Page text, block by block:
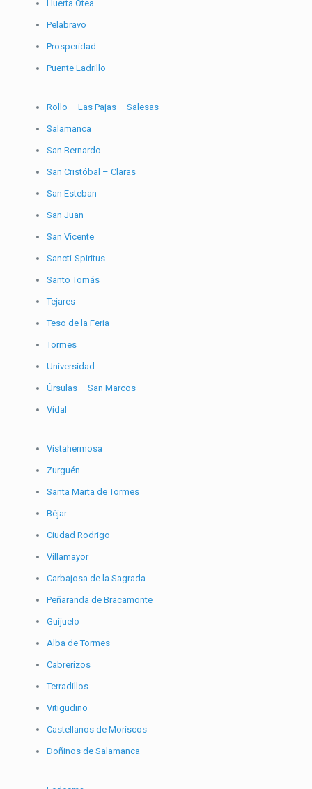
Huerta Otea
Pelabravo
Prosperidad
Puente Ladrillo
Rollo – Las Pajas – Salesas
Salamanca
San Bernardo
San Cristóbal – Claras
San Esteban
San Juan
San Vicente
Sancti-Spiritus
Santo Tomás
Tejares
Teso de la Feria
Tormes
Universidad
Úrsulas – San Marcos
Vidal
Vistahermosa
Zurguén
Santa Marta de Tormes
Béjar
Ciudad Rodrigo
Villamayor
Carbajosa de la Sagrada
Peñaranda de Bracamonte
Guijuelo
Alba de Tormes
Cabrerizos
Terradillos
Vitigudino
Castellanos de Moriscos
Doñinos de Salamanca